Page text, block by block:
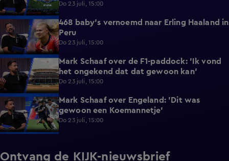
Do 23 juli, 15:00
0:59
468 baby's vernoemd naar Erling Haaland in
Peru
Do 23 juli, 15:00
5:31
Mark Schaaf over de F1-paddock: 'Ik vond
het ongekend dat dat gewoon kan'
Do 23 juli, 15:00
1:25
Mark Schaaf over Engeland: 'Dit was
gewoon een Koemannetje'
Do 23 juli, 15:00
Ontvang de KIJK-nieuwsbrief